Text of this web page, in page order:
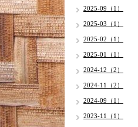
2025-09（1）
2025-03（1）
2025-02（1）
2025-01（1）
2024-12（2）
2024-11（2）
2024-09（1）
2023-11（1）